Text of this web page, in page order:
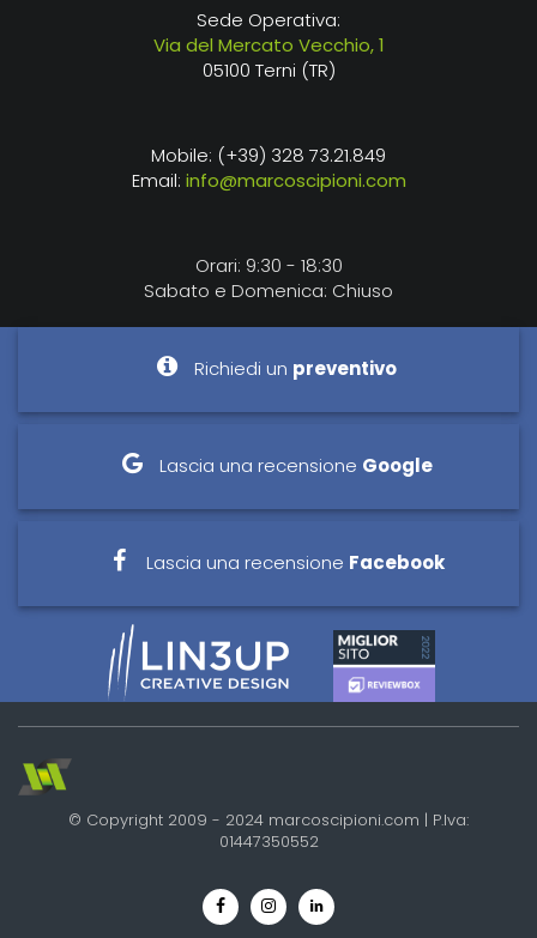
Sede Operativa:
Via del Mercato Vecchio, 1
05100 Terni (TR)
Mobile: (+39) 328 73.21.849
Email: info@marcoscipioni.com
Orari: 9:30 - 18:30
Sabato e Domenica: Chiuso
Richiedi un preventivo
Lascia una recensione Google
Lascia una recensione Facebook
© Copyright 2009 - 2024 marcoscipioni.com | P.Iva:
01447350552